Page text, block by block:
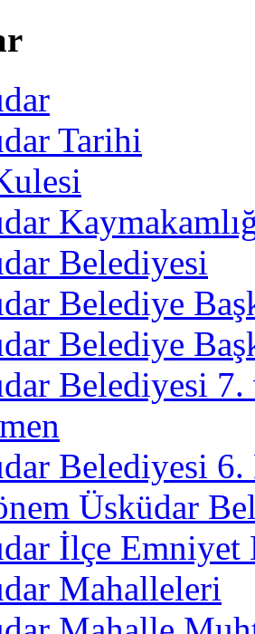
Tarihi
Belediyesi
Belediye
Belediye
Belediyesi
Belediyesi 6.
Üsküdar
İlçe
Mahalleleri